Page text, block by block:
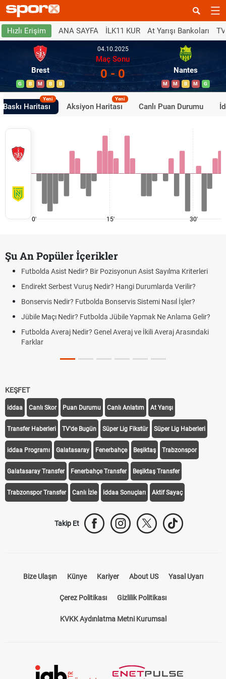
Hızlı Erişim ANA SAYFA İLK11 KUR At Yarışı Bankoları
Brest
G B M B B
04.10.2025
Maç Sonu
0 - 0 Nantes
M M B M G
Baskı Haritası
Yeni
Aksiyon Haritası
Yeni
Canlı Puan Durumu
0' 15' 30'
Şu An Popüler İçerikler
Futbolda Asist Nedir? Bir Pozisyonun Asist Sayılma Kriterleri
Endirekt Serbest Vuruş Nedir? Hangi Durumlarda Verilir?
Bonservis Nedir? Futbolda Bonservis Sistemi Nasıl İşler?
Jübile Maçı Nedir? Futbolda Jübile Yapmak Ne Anlama Gelir?
Futbolda Averaj Nedir? Genel Averaj ve İkili Averaj Arasındaki
Farklar
KEŞFET
iddaa Canlı Skor Puan Durumu Canlı Anlatım At Yarışı
Transfer Haberleri TV'de Bugün Süper Lig Fikstür Süper Lig Haberleri
iddaa Programı Galatasaray Fenerbahçe Beşiktaş Trabzonspor
Galatasaray Transfer Fenerbahçe Transfer Beşiktaş Transfer
Trabzonspor Transfer Canlı İzle iddaa Sonuçları Aktif Sayaç
Takip Et
Bize Ulaşın Künye Kariyer About US Yasal Uyarı
Çerez Politikası Gizlilik Politikası
KVKK Aydınlatma Metni Kurumsal